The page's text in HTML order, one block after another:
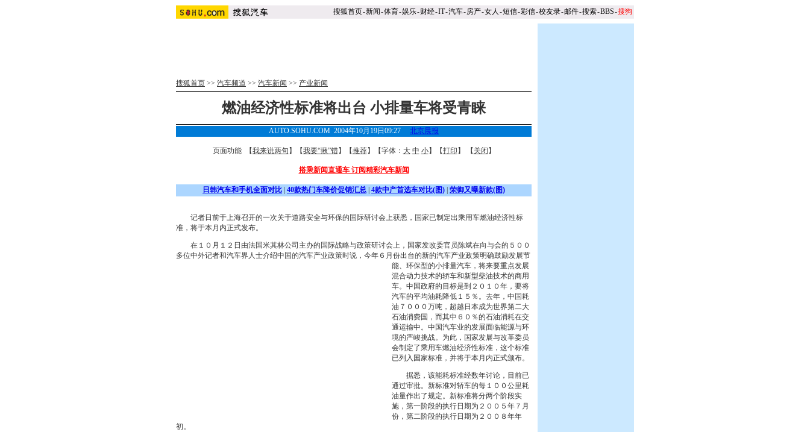
搜狐首页-新闻-体育-娱乐-财经-IT-汽车-房产-女人 -短信-彩信-校友录-邮件-搜索-BBS-搜狗
搜狐首页 >> 汽车频道 >> 汽车新闻 >> 产业新闻
燃油经济性标准将出台 小排量车将受青睐
AUTO.SOHU.COM 2004年10月19日09:27 北京晨报
页面功能 【我来说两句 】【我要“揪”错】【推荐】【字体： 大 中 小】【打印 】 【 关闭 】
搭乘新闻直通车 订阅精彩汽车新闻
日韩汽车和手机全面对比 40款热门车降价促销汇总 4款中产首选车对比(图) 荣御又曝新款(图)
记者日前于上海召开的一次关于道路安全与环保的国际研讨会上获悉，国家已制定出乘用车燃油经济性标
准，将于本月内正式发布。
在１０月１２日由法国米其林公司主办的国际战略与政策研讨会上，国家发改委官员陈斌在向与会的５００
多位中外记者和汽车界人士介绍中国的汽车产业政策时说，今年６月份出台的新的汽车产业政策明确鼓励发展节
能、环保型的小排量汽车，将来要重点发展
混合动力技术的轿车和新型柴油技术的商用
车。中国政府的目标是到２０１０年，要将
汽车的平均油耗降低１５％。去年，中国耗
油７０００万吨，超越日本成为世界第二大
石油消费国，而其中６０％的石油消耗在交
通运输中。中国汽车业的发展面临能源与环
境的严峻挑战。为此，国家发展与改革委员
会制定了乘用车燃油经济性标准，这个标准
已列入国家标准，并将于本月内正式颁布。
据悉，该能耗标准经数年讨论，目前已
通过审批。新标准对轿车的每１００公里耗
油量作出了规定。新标准将分两个阶段实
施，第一阶段的执行日期为２００５年７月
份，第二阶段的执行日期为２００８年年
初。